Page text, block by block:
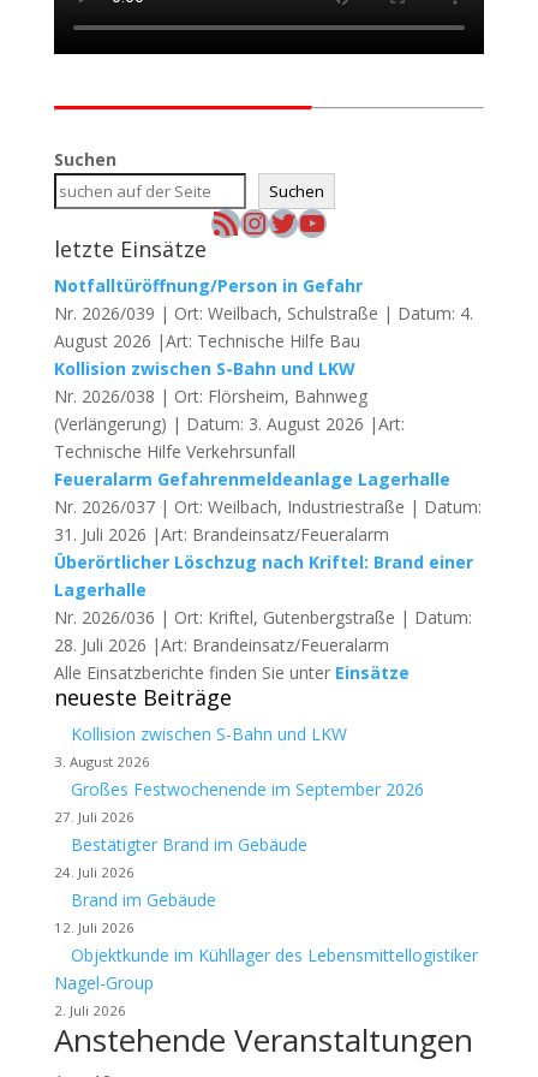
Suchen
Suchen
RSS-FeedInstagram
Twitter
YouTube
letzte Einsätze
Notfalltüröffnung/Person in Gefahr
Nr. 2026/039 | Ort: Weilbach, Schulstraße | Datum: 4.
August 2026 |Art: Technische Hilfe Bau
Kollision zwischen S-Bahn und LKW
Nr. 2026/038 | Ort: Flörsheim, Bahnweg
(Verlängerung) | Datum: 3. August 2026 |Art:
Technische Hilfe Verkehrsunfall
Feueralarm Gefahrenmeldeanlage Lagerhalle
Nr. 2026/037 | Ort: Weilbach, Industriestraße | Datum:
31. Juli 2026 |Art: Brandeinsatz/Feueralarm
Überörtlicher Löschzug nach Kriftel: Brand einer
Lagerhalle
Nr. 2026/036 | Ort: Kriftel, Gutenbergstraße | Datum:
28. Juli 2026 |Art: Brandeinsatz/Feueralarm
Alle Einsatzberichte finden Sie unter Einsätze
neueste Beiträge
Kollision zwischen S-Bahn und LKW
3. August 2026
Großes Festwochenende im September 2026
27. Juli 2026
Bestätigter Brand im Gebäude
24. Juli 2026
Brand im Gebäude
12. Juli 2026
Objektkunde im Kühllager des Lebensmittellogistiker
Nagel-Group
2. Juli 2026
Anstehende Veranstaltungen